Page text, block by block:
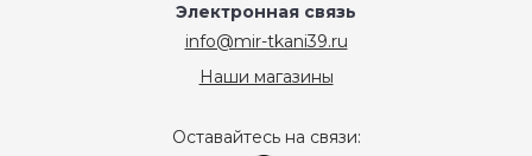
Электронная связь
info@mir-tkani39.ru
Наши магазины
Оставайтесь на связи: